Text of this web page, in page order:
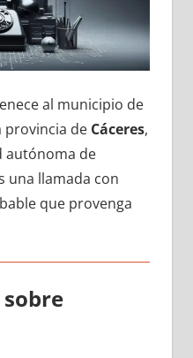
al municipio dе
provincia dе Cáceres,
autónoma dе
una llamada сοn
quе provenga